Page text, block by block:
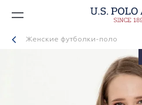
Женские футболки-поло